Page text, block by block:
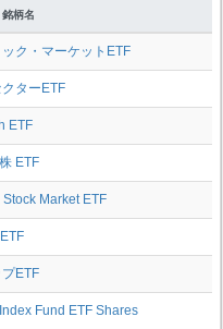
銘柄名
ク・マーケットETF
ターETF
ETF
ETF
Market ETF
ETF
Fund ETF Shares